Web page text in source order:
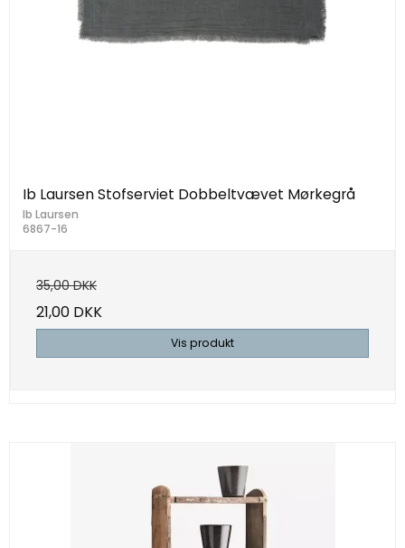
Ib Laursen Stofserviet Dobbeltvævet Mørkegrå
Ib Laursen
6867-16
35,00 DKK
21,00 DKK
Vis produkt